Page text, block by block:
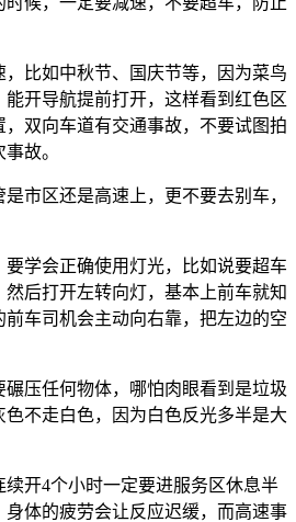
，比如中秋节、国庆节等，因为菜鸟
开导航提前打开，这样看到红色区
双向车道有交通事故，不要试图拍
故。
市区还是高速上，更不要去别车，
要学会正确使用灯光，比如说要超车
后打开左转向灯，基本上前车就知
车司机会主动向右靠，把左边的空
碾压任何物体，哪怕肉眼看到是垃圾
不走白色，因为白色反光多半是大
续开4个小时一定要进服务区休息半
体的疲劳会让反应迟缓，而高速事